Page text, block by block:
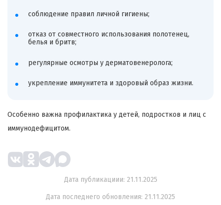
соблюдение правил личной гигиены;
отказ от совместного использования полотенец,
белья и бритв;
регулярные осмотры у дерматовенеролога;
укрепление иммунитета и здоровый образ жизни.
Особенно важна профилактика у детей, подростков и лиц с
иммунодефицитом.
Дата публикациии: 21.11.2025
Дата последнего обновления: 21.11.2025